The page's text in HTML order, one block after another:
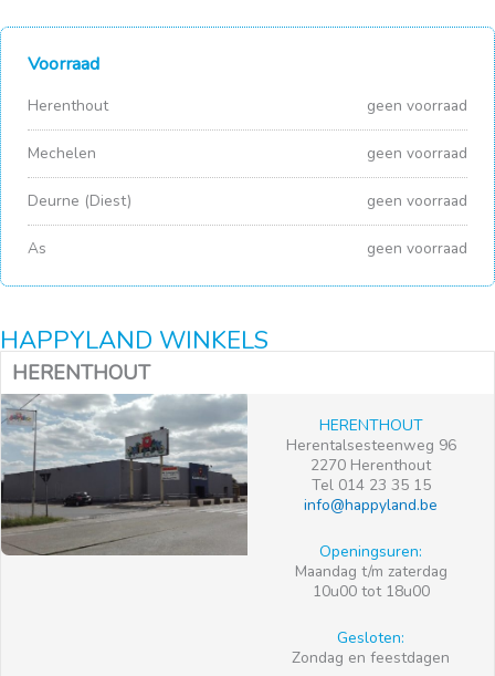
Voorraad
Herenthout geen voorraad
Mechelen geen voorraad
Deurne (Diest) geen voorraad
As geen voorraad
HAPPYLAND WINKELS
HERENTHOUT
HERENTHOUT
Herentalsesteenweg 96
2270 Herenthout
Tel 014 23 35 15
info@happyland.be
Openingsuren:
Maandag t/m zaterdag
10u00 tot 18u00
Gesloten:
Zondag en feestdagen